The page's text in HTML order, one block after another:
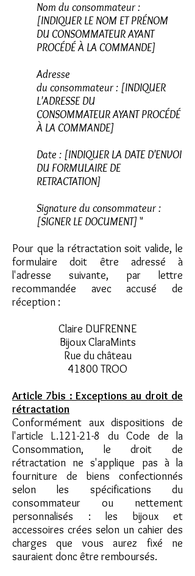
Nom du consommateur :
[INDIQUER LE NOM ET PRÉNOM
DU CONSOMMATEUR AYANT
PROCÉDÉ À LA COMMANDE]
Adresse
du consommateur : [INDIQUER
L'ADRESSE DU
CONSOMMATEUR AYANT PROCÉDÉ
À LA COMMANDE]
Date : [INDIQUER LA DATE D'ENVOI
DU FORMULAIRE DE
RETRACTATION]
Signature du consommateur :
[SIGNER LE DOCUMENT]"
Pour que la rétractation soit valide, le
formulaire doit être adressé à
l'adresse suivante, par lettre
recommandée avec accusé de
réception :
Claire DUFRENNE
Bijoux ClaraMints
Rue du château
41800 TROO
Article 7bis : Exceptions au droit de
rétractation
Conformément aux dispositions de
l'article L.121-21-8 du Code de la
Consommation, le droit de
rétractation ne s'applique pas à la
fourniture de biens confectionnés
selon les spécifications du
consommateur ou nettement
personnalisés : les bijoux et
accessoires crées selon un cahier des
charges que vous aurez fixé ne
sauraient donc être remboursés.